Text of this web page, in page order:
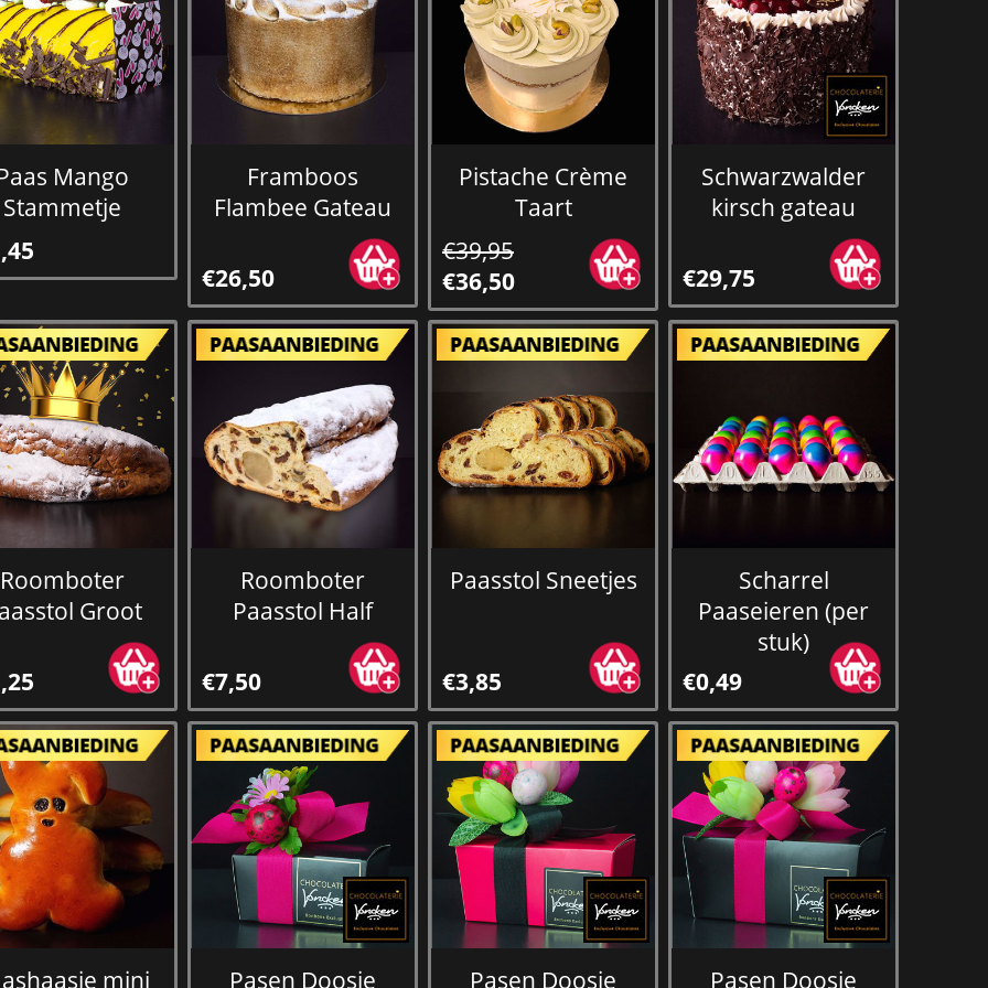
Mango
Stammetje
Framboos
Flambee Gateau
€26,50
Pistache Crème
Taart
€39,95
€36,50
Schwarzwalder
kirsch gateau
€29,75
Roomboter
Groot
Roomboter
Paasstol Half
€7,50
Paasstol Sneetjes
€3,85
Scharrel
Paaseieren (per
stuk)
€0,49
mini Pasen Doosje Pasen Doosje Pasen Doosje